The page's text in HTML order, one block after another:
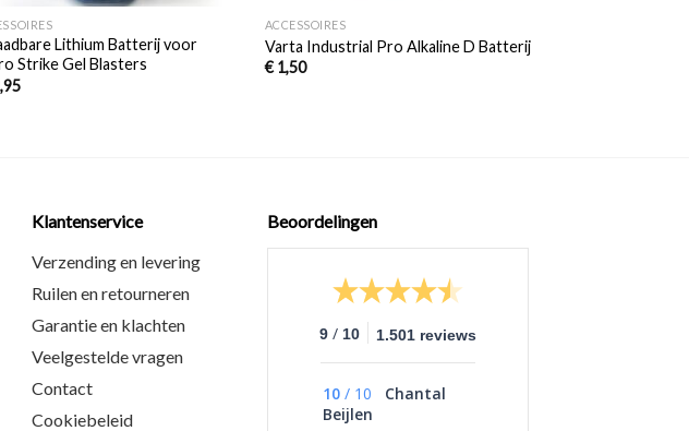
Lithium Batterij voor
Strike Gel Blasters
ACCESSOIRES
Varta Industrial Pro Alkaline D Batterij
€1,50
Klantenservice
Verzending en levering
Ruilen en retourneren
Garantie en klachten
Veelgestelde vragen
Contact
Cookiebeleid
Beoordelingen
9 / 10 1.501 reviews
10 / 10
Chantal
Beijlen